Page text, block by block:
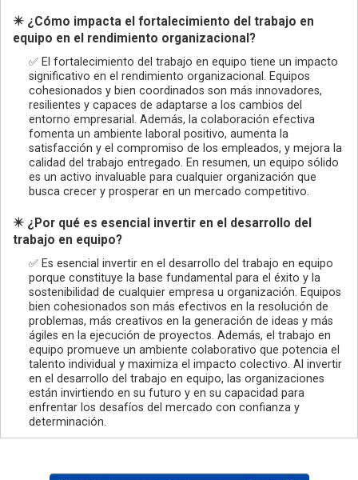
✴️ ¿Cómo impacta el fortalecimiento del trabajo en
equipo en el rendimiento organizacional?
✅ El fortalecimiento del trabajo en equipo tiene un impacto
significativo en el rendimiento organizacional. Equipos
cohesionados y bien coordinados son más innovadores,
resilientes y capaces de adaptarse a los cambios del
entorno empresarial. Además, la colaboración efectiva
fomenta un ambiente laboral positivo, aumenta la
satisfacción y el compromiso de los empleados, y mejora la
calidad del trabajo entregado. En resumen, un equipo sólido
es un activo invaluable para cualquier organización que
busca crecer y prosperar en un mercado competitivo.
✴️ ¿Por qué es esencial invertir en el desarrollo del
trabajo en equipo?
✅ Es esencial invertir en el desarrollo del trabajo en equipo
porque constituye la base fundamental para el éxito y la
sostenibilidad de cualquier empresa u organización. Equipos
bien cohesionados son más efectivos en la resolución de
problemas, más creativos en la generación de ideas y más
ágiles en la ejecución de proyectos. Además, el trabajo en
equipo promueve un ambiente colaborativo que potencia el
talento individual y maximiza el impacto colectivo. Al invertir
en el desarrollo del trabajo en equipo, las organizaciones
están invirtiendo en su futuro y en su capacidad para
enfrentar los desafíos del mercado con confianza y
determinación.